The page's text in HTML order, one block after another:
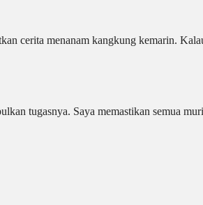
cerita menanam kangkung kemarin.
tugasnya. Saya memastikan semua